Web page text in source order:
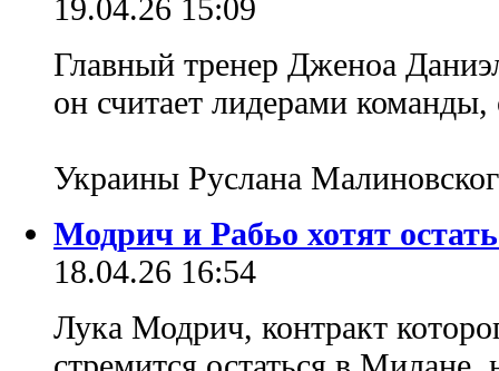
19.04.26 15:09
Главный тренер Дженоа
он считает лидерами
Украины Руслана
Модрич и Рабьо хотят
18.04.26 16:54
Лука Модрич, контракт